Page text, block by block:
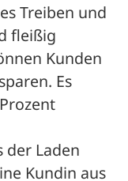
Treiben und
fleißig
Kunden
Es
der Laden
Kundin aus